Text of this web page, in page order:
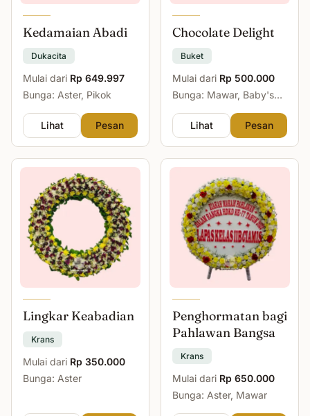
Kedamaian Abadi
Dukacita
Mulai dari Rp 649.997
Bunga: Aster, Pikok
Lihat Pesan
Chocolate Delight
Buket
Mulai dari Rp 500.000
Bunga: Mawar, Baby's
Lihat
Pesan
Lingkar Keabadian
Krans
Mulai dari Rp 350.000
Bunga: Aster
Penghormatan bagi
Pahlawan Bangsa
Krans
Mulai dari Rp 650.000
Bunga: Aster, Mawar